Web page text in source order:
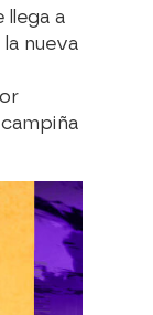
llega a
nueva